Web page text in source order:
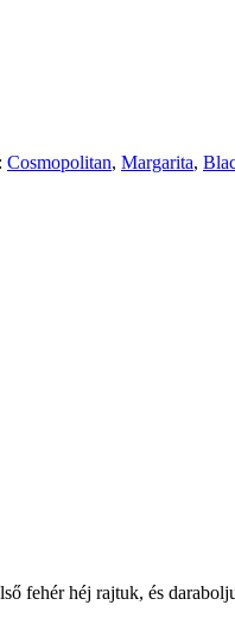
Cosmopolitan, Margarita,
fehér héj rajtuk, és